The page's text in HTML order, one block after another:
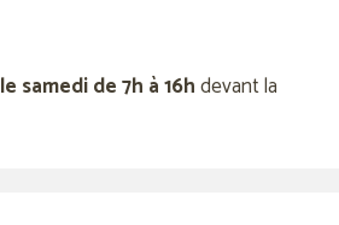
le samedi de 7h à 16hdevant la